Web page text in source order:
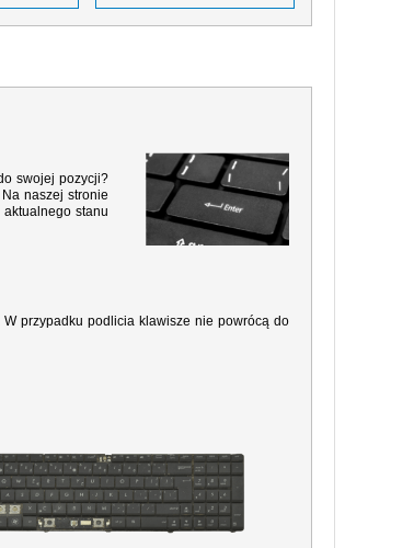
swojej pozycji?
naszej stronie
stanu
przypadku podlicia klawisze nie powrócą do